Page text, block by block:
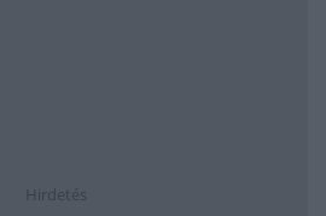
Hirdetés